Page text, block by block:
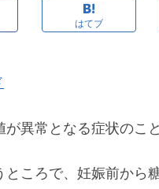
はてブ
異常となる症状のこ
ころで、妊娠前から